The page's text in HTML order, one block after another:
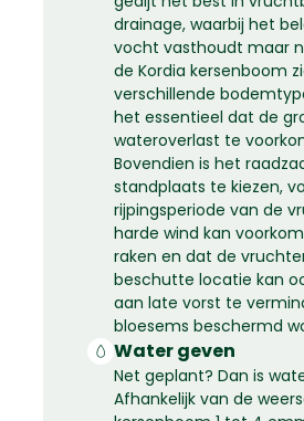
drainage, waarbij het
vocht vasthoudt maar
de Kordia kersenboom
verschillende
het essentieel dat de
wateroverlast te
Bovendien is het
standplaats te kiezen,
rijpingsperiode van de
harde wind kan
raken en dat de
beschutte locatie kan
aan late vorst te
bloesems beschermd
Water geven
Net geplant? Dan is
Afhankelijk van de